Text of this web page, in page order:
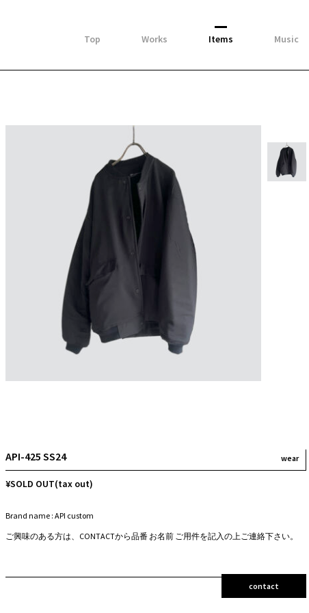
Top Works Items Music
API-425 SS24 wear
¥SOLD OUT(tax out)
Brand name : API custom
ご興味のある方は、CONTACTから品番 お名前 ご用件を記入の上ご連絡下さい。
contact